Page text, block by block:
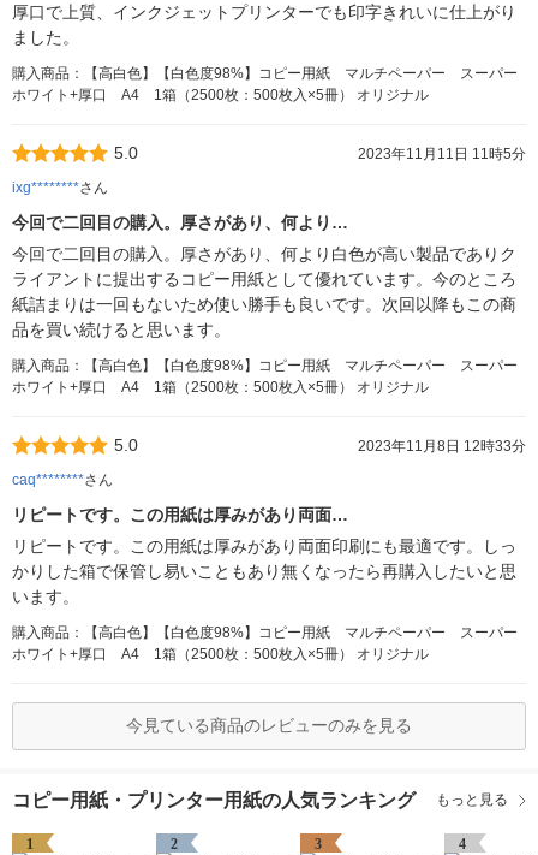
厚口で上質、インクジェットプリンターでも印字きれいに仕上がり
ました。
購入商品：【高白色】【白色度98%】コピー用紙 マルチペーパー スーパー
ホワイト+厚口 A4 1箱（2500枚：500枚入×5冊） オリジナル
5.0
2023年11月11日 11時5分
ixg********さん
今回で二回目の購入。厚さがあり、何より…
今回で二回目の購入。厚さがあり、何より白色が高い製品でありク
ライアントに提出するコピー用紙として優れています。今のところ
紙詰まりは一回もないため使い勝手も良いです。次回以降もこの商
品を買い続けると思います。
購入商品：【高白色】【白色度98%】コピー用紙 マルチペーパー スーパー
ホワイト+厚口 A4 1箱（2500枚：500枚入×5冊） オリジナル
5.0
2023年11月8日 12時33分
caq********さん
リピートです。この用紙は厚みがあり両面…
リピートです。この用紙は厚みがあり両面印刷にも最適です。しっ
かりした箱で保管し易いこともあり無くなったら再購入したいと思
います。
購入商品：【高白色】【白色度98%】コピー用紙 マルチペーパー スーパー
ホワイト+厚口 A4 1箱（2500枚：500枚入×5冊） オリジナル
今見ている商品のレビューのみを見る
コピー用紙・プリンター用紙の人気ランキング もっと見る
1 2 3 4